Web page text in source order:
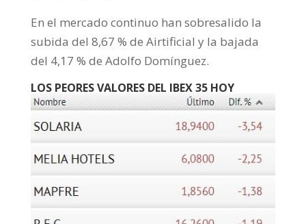
En el mercado continuo han sobresalido la
subida del 8,67 % de Airtificial y la bajada
del 4,17 % de Adolfo Domínguez.
LOS PEORES VALORES DEL IBEX 35 HOY